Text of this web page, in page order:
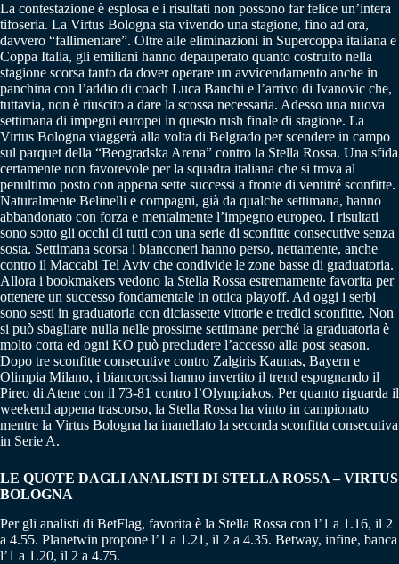
La contestazione è esplosa e i risultati non possono far felice un’intera
tifoseria. La Virtus Bologna sta vivendo una stagione, fino ad ora,
davvero “fallimentare”. Oltre alle eliminazioni in Supercoppa italiana e
Coppa Italia, gli emiliani hanno depauperato quanto costruito nella
stagione scorsa tanto da dover operare un avvicendamento anche in
panchina con l’addio di coach Luca Banchi e l’arrivo di Ivanovic che,
tuttavia, non è riuscito a dare la scossa necessaria. Adesso una nuova
settimana di impegni europei in questo rush finale di stagione. La
Virtus Bologna viaggerà alla volta di Belgrado per scendere in campo
sul parquet della “Beogradska Arena” contro la Stella Rossa. Una sfida
certamente non favorevole per la squadra italiana che si trova al
penultimo posto con appena sette successi a fronte di ventitré sconfitte.
Naturalmente Belinelli e compagni, già da qualche settimana, hanno
abbandonato con forza e mentalmente l’impegno europeo. I risultati
sono sotto gli occhi di tutti con una serie di sconfitte consecutive senza
sosta. Settimana scorsa i bianconeri hanno perso, nettamente, anche
contro il Maccabi Tel Aviv che condivide le zone basse di graduatoria.
Allora i bookmakers vedono la Stella Rossa estremamente favorita per
ottenere un successo fondamentale in ottica playoff. Ad oggi i serbi
sono sesti in graduatoria con diciassette vittorie e tredici sconfitte. Non
si può sbagliare nulla nelle prossime settimane perché la graduatoria è
molto corta ed ogni KO può precludere l’accesso alla post season.
Dopo tre sconfitte consecutive contro Zalgiris Kaunas, Bayern e
Olimpia Milano, i biancorossi hanno invertito il trend espugnando il
Pireo di Atene con il 73-81 contro l’Olympiakos. Per quanto riguarda il
weekend appena trascorso, la Stella Rossa ha vinto in campionato
mentre la Virtus Bologna ha inanellato la seconda sconfitta consecutiva
in Serie A.
LE QUOTE DAGLI ANALISTI DI STELLA ROSSA – VIRTUS
BOLOGNA
Per gli analisti di BetFlag, favorita è la Stella Rossa con l’1 a 1.16, il 2
a 4.55. Planetwin propone l’1 a 1.21, il 2 a 4.35. Betway, infine, banca
l’1 a 1.20, il 2 a 4.75.